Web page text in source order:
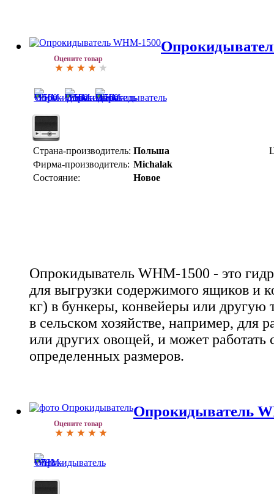
Оцените товар
Страна-производитель: Польша
Фирма-производитель: Michalak
Состояние:
Новое
Опрокидыватель WHM-1500 - это
для выгрузки содержимого ящиков и
кг) в бункеры, конвейеры или другую
в сельском хозяйстве, например, для
или других овощей, и может работать
определенных размеров.
Оцените товар
Опрокидыватель